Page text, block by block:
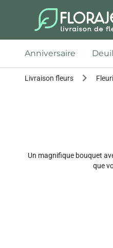
Anniversaire Deuil
Livraison fleurs
Un magnifique bouquet
que